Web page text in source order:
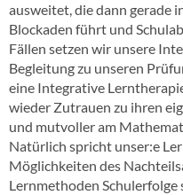
ausweitet, die dann gerade
Blockaden führt und
Fällen setzen wir unsere
Begleitung zu unseren
eine Integrative
wieder Zutrauen zu ihren
und mutvoller am
Natürlich spricht unser:e
Möglichkeiten des
Lernmethoden Schulerfolge